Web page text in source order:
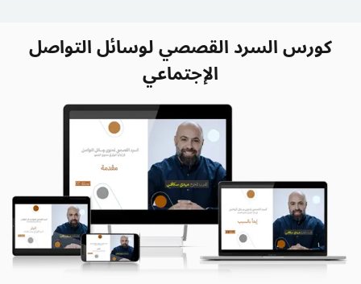
كورس السرد القصصي لوسائل التواصل
الإجتماعي